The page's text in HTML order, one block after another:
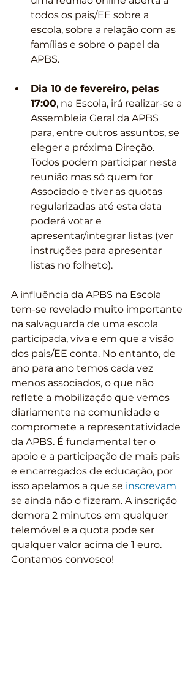
todos os pais/EE sobre a
escola, sobre a relação com as
famílias e sobre o papel da
APBS.
Dia 10 de fevereiro, pelas
17:00, na Escola, irá realizar-se a
Assembleia Geral da APBS
para, entre outros assuntos, se
eleger a próxima Direção.
Todos podem participar nesta
reunião mas só quem for
Associado e tiver as quotas
regularizadas até esta data
poderá votar e
apresentar/integrar listas (ver
instruções para apresentar
listas no folheto).
A influência da APBS na Escola
tem-se revelado muito importante
na salvaguarda de uma escola
participada, viva e em que a visão
dos pais/EE conta. No entanto, de
ano para ano temos cada vez
menos associados, o que não
reflete a mobilização que vemos
diariamente na comunidade e
compromete a representatividade
da APBS. É fundamental ter o
apoio e a participação de mais pais
e encarregados de educação, por
isso apelamos a que se inscrevam
se ainda não o fizeram. A inscrição
demora 2 minutos em qualquer
telemóvel e a quota pode ser
qualquer valor acima de 1 euro.
Contamos convosco!